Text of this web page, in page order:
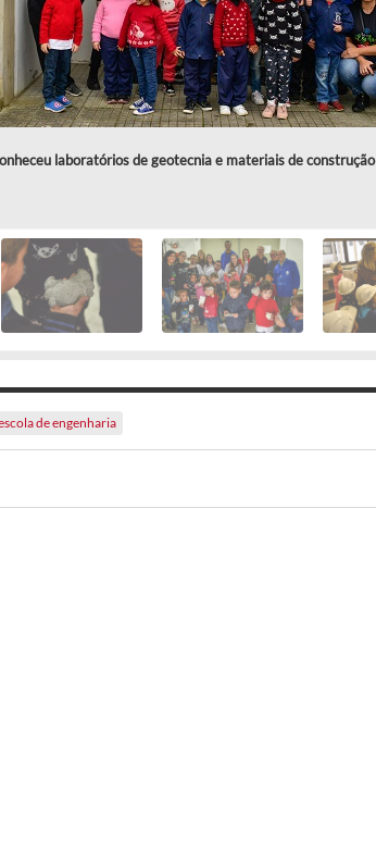
laboratórios de geotecnia e materiais de construção
de engenharia